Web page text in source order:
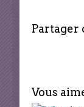
Partager
Vous